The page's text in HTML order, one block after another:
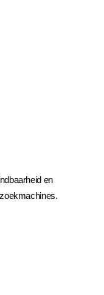
en